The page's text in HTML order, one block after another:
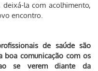
la com acolhimento,
encontro.
de saúde são
boa comunicação com os
se verem diante da